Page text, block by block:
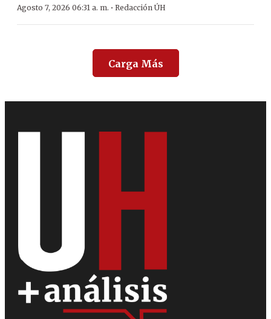
Agosto 7, 2026 06:31 a. m. · Redacción ÚH
Carga Más